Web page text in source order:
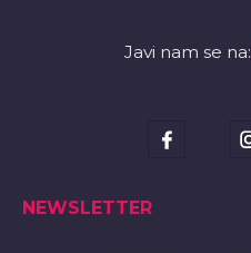
Javi nam se na:
NEWSLETTER